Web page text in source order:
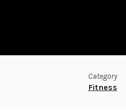
Category
Fitness